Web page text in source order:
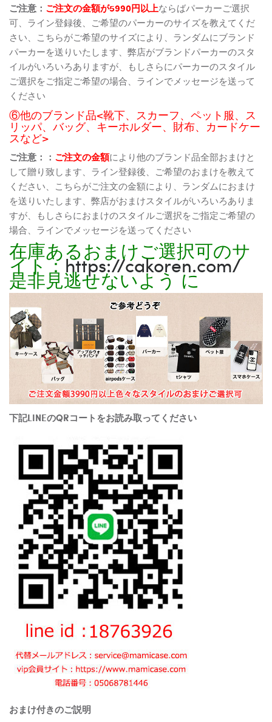
ご注意： ご注文の金額が5990円以上ならばパーカーご選択
可、ライン登録後、ご希望のパーカーのサイズを教えてくだ
さい、こちらがご希望のサイズにより、ランダムにブランド
パーカーを送りいたします、弊店がブランドパーカーのスタ
イルがいろいろありますが、もしさらにパーカーのスタイル
ご選択をご指定ご希望の場合、ラインでメッセージを送って
ください
⑥他のブランド品<靴下、スカーフ、ペット服、ス
リッパ、バッグ、キーホルダー、財布、カードケー
スなど>
ご注意：： ご注文の金額により他のブランド品全部おまけと
して贈り致します、ライン登録後、ご希望のおまけを教えて
ください、こちらがご注文の金額により、ランダムにおまけ
を送りいたします、弊店がおまけスタイルがいろいろありま
すが、もしさらにおまけのスタイルご選択をご指定ご希望の
場合、ラインでメッセージを送ってください
在庫あるおまけご選択可のサ
イト：https://cakoren.com/
是非見逃せないよう に
下記LINEのQRコートをお読み取ってください
おまけ付きのご説明